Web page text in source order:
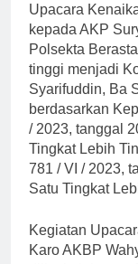
Upacara
kepada AKP
Polsekta
tinggi menjadi
Syarifuddin, Ba
berdasarkan
/ 2023, tanggal
Tingkat Lebih
781 / VI / 2023,
Satu Tingkat
Kegiatan
Karo AKBP